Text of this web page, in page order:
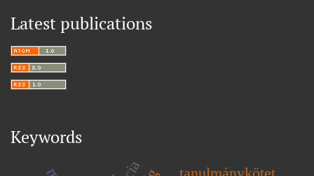
Latest publications
Keywords